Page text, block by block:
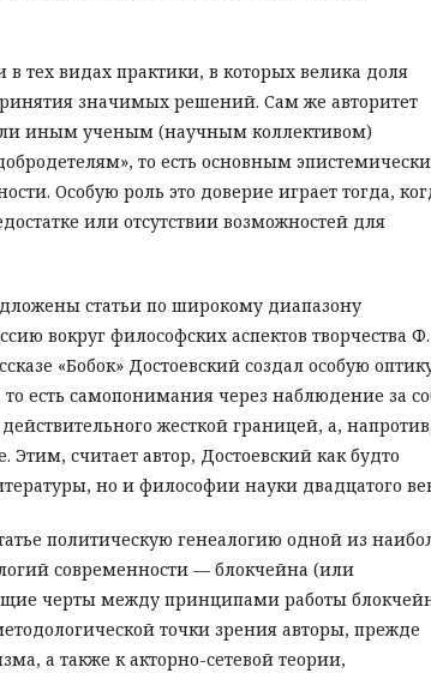
в тех видах практики, в которых велика доля
значимых решений. Сам же авторитет
иным ученым (научным коллективом)
то есть основным
Особую роль это доверие играет тогда,
или отсутствии возможностей для
статьи по широкому диапазону
вокруг философских аспектов творчества
«Бобок» Достоевский создал особую
есть самопонимания через наблюдение за
жесткой границей, а,
считает автор, Достоевский как будто
но и философии науки двадцатого
политическую генеалогию одной из
современности — блокчейна (или
черты между принципами работы
точки зрения авторы, прежде
а также к акторно-сетевой теории,